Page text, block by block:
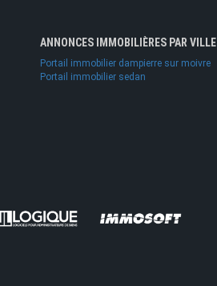
ANNONCES IMMOBILIÈRES PAR VILLE
Portail immobilier dampierre sur moivre
Portail immobilier sedan